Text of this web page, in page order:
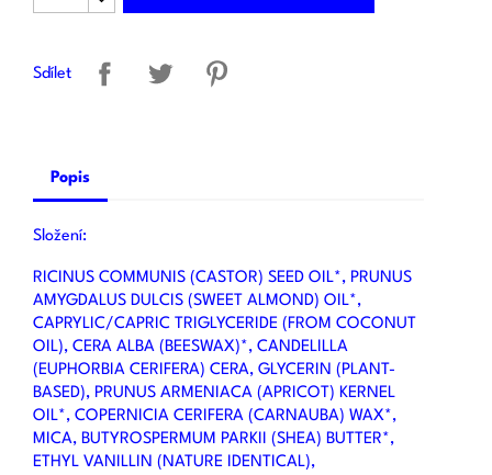
Sdílet
Popis
Složení:
RICINUS COMMUNIS (CASTOR) SEED OIL*, PRUNUS
AMYGDALUS DULCIS (SWEET ALMOND) OIL*,
CAPRYLIC/CAPRIC TRIGLYCERIDE (FROM COCONUT
OIL), CERA ALBA (BEESWAX)*, CANDELILLA
(EUPHORBIA CERIFERA) CERA, GLYCERIN (PLANT-
BASED), PRUNUS ARMENIACA (APRICOT) KERNEL
OIL*, COPERNICIA CERIFERA (CARNAUBA) WAX*,
MICA, BUTYROSPERMUM PARKII (SHEA) BUTTER*,
ETHYL VANILLIN (NATURE IDENTICAL),